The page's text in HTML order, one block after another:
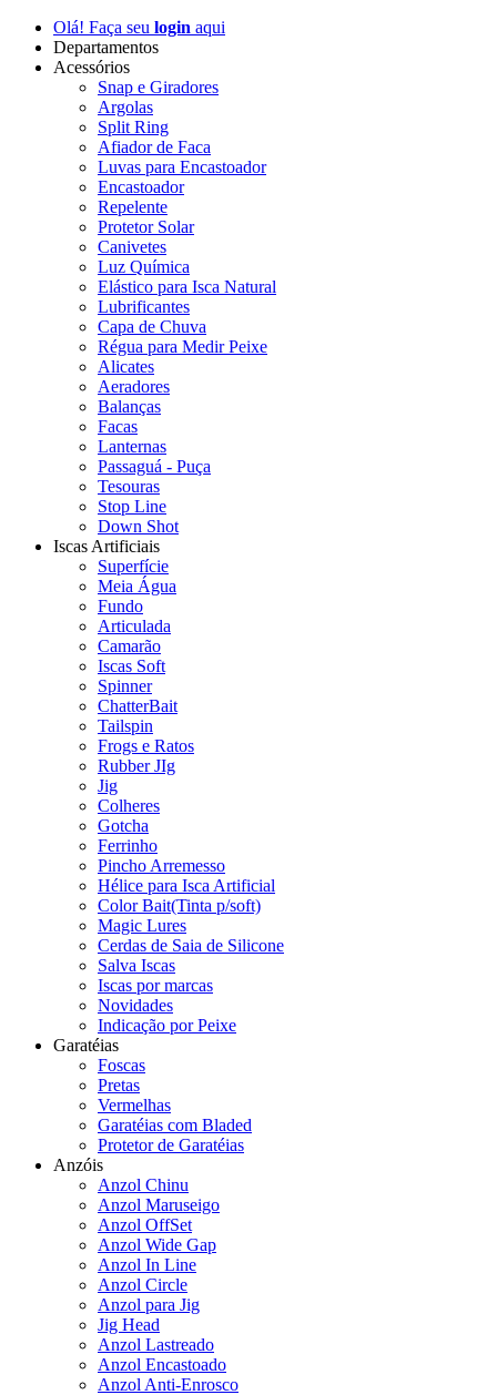
Olá! Faça seu login aqui
Departamentos
Acessórios
Snap e Giradores
Argolas
Split Ring
Afiador de Faca
Luvas para Encastoador
Encastoador
Repelente
Protetor Solar
Canivetes
Luz Química
Elástico para Isca Natural
Lubrificantes
Capa de Chuva
Régua para Medir Peixe
Alicates
Aeradores
Balanças
Facas
Lanternas
Passaguá - Puça
Tesouras
Stop Line
Down Shot
Iscas Artificiais
Superfície
Meia Água
Fundo
Articulada
Camarão
Iscas Soft
Spinner
ChatterBait
Tailspin
Frogs e Ratos
Rubber JIg
Jig
Colheres
Gotcha
Ferrinho
Pincho Arremesso
Hélice para Isca Artificial
Color Bait(Tinta p/soft)
Magic Lures
Cerdas de Saia de Silicone
Salva Iscas
Iscas por marcas
Novidades
Indicação por Peixe
Garatéias
Foscas
Pretas
Vermelhas
Garatéias com Bladed
Protetor de Garatéias
Anzóis
Anzol Chinu
Anzol Maruseigo
Anzol OffSet
Anzol Wide Gap
Anzol In Line
Anzol Circle
Anzol para Jig
Jig Head
Anzol Lastreado
Anzol Encastoado
Anzol Anti-Enrosco